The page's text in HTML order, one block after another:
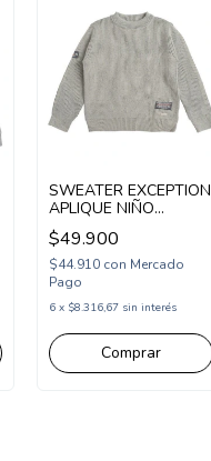
SWEATER EXCEPTION
APLIQUE NIÑO
(EX26HSW23)
$49.900
$44.910 con Mercado
Pago
6 x $8.316,67 sin interés
Comprar